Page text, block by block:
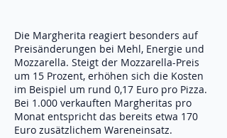
Die Margherita reagiert besonders auf
Preisänderungen bei Mehl, Energie und
Mozzarella. Steigt der Mozzarella-Preis
um 15 Prozent, erhöhen sich die Kosten
im Beispiel um rund 0,17 Euro pro Pizza.
Bei 1.000 verkauften Margheritas pro
Monat entspricht das bereits etwa 170
Euro zusätzlichem Wareneinsatz.